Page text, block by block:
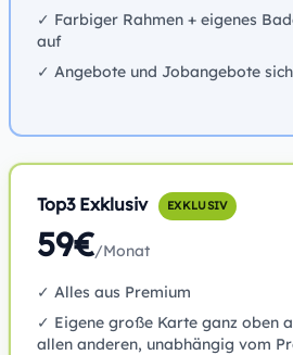
✓ Farbiger Rahmen + eigenes
auf
✓ Angebote und Jobangebote
Top3 Exklusiv EXKLUSIV
59€/Monat
✓ Alles aus Premium
✓ Eigene große Karte ganz oben
allen anderen, unabhängig vom